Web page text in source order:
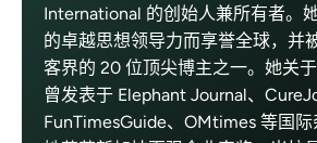
International 的创始人兼所有者。
的卓越思想领导力而享誉全球，并
客界的 20 位顶尖博主之一。她关
曾发表于 Elephant Journal、
FunTimesGuide、OMtimes 等国际